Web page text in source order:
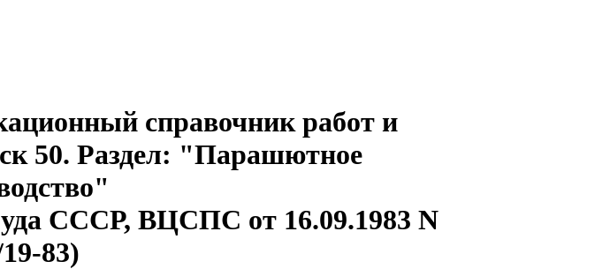
справочник работ и
50. Раздел: "Парашютное
СССР, ВЦСПС от 16.09.1983 N
83)